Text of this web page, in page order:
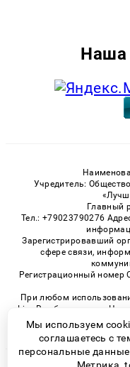
Наша
Учредитель:
Главный
Тел.: +79023790276
Зарегистрировавший
сфере связи,
Регистрационный
При любом
Live.Ru обязательна.
при
Мы используем
соглашаетесь с
персональные